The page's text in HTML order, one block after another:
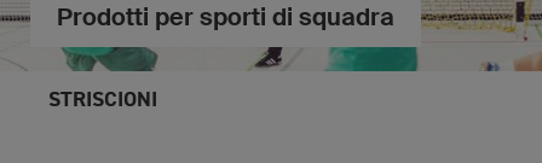
Prodotti per sporti di squadra
STRISCIONI